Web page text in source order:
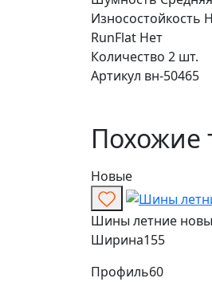
Износостойкость
RunFlat Нет
Количество 2 шт.
Артикул вн-50465
Похожие
Новые
Шины летние
Ширина155
Профиль60